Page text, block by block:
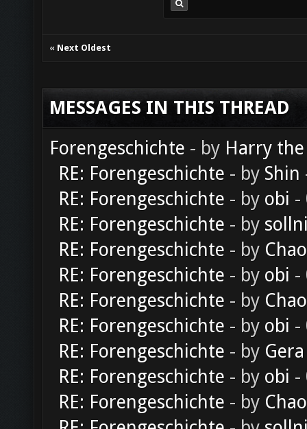
« Next Oldest
MESSAGES IN THIS THREAD
Forengeschichte - by Harry
RE: Forengeschichte - by Shin
RE: Forengeschichte - by obi -
RE: Forengeschichte - by
RE: Forengeschichte - by
RE: Forengeschichte - by obi -
RE: Forengeschichte - by
RE: Forengeschichte - by obi -
RE: Forengeschichte - by Gera
RE: Forengeschichte - by obi -
RE: Forengeschichte - by